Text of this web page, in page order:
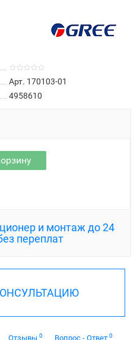
Арт. 170103-01
4958610
и монтаж до 24
переплат
Отзывы 0 Вопрос - Ответ 0